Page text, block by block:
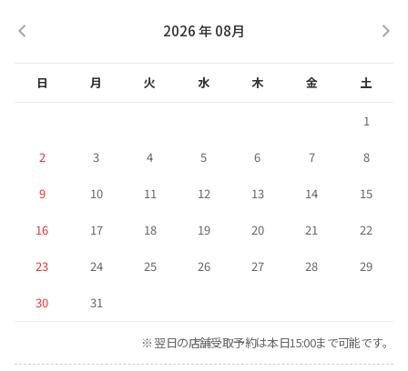
2026 年 08月
日 月 火 水 木 金 土
1
2 3 4 5 6 7 8
9 10 11 12 13 14 15
16 17 18 19 20 21 22
23 24 25 26 27 28 29
30 31
※ 翌日の店舗受取予約は本日15:00まで可能です。